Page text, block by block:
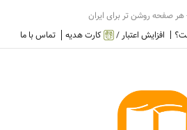
هر صفحه روشن تر برای ایران
افزایش اعتبار / کارت هدیه تماس با ما